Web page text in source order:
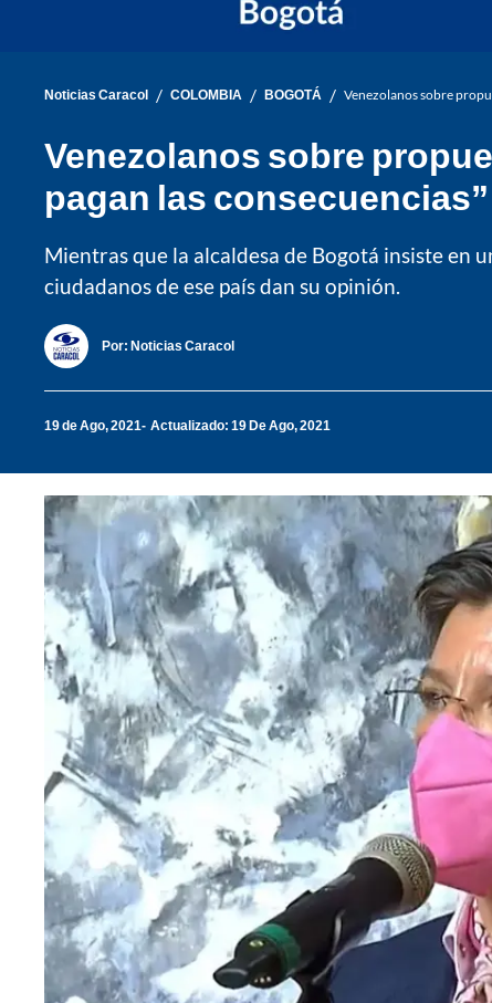
Noticias Caracol / COLOMBIA / BOGOTÁ / Venezolanos sobre
Venezolanos sobre
pagan las consecuencias”
Mientras que la alcaldesa de Bogotá insiste en
ciudadanos de ese país dan su opinión.
Por: Noticias Caracol
19 de Ago, 2021 Actualizado: 19 De Ago, 2021